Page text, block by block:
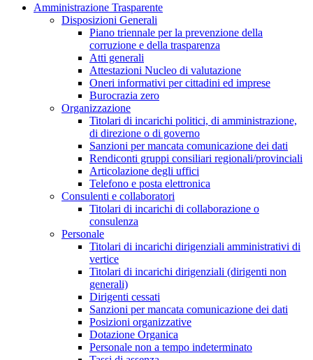
Amministrazione Trasparente
Disposizioni Generali
Piano triennale per la prevenzione della
corruzione e della trasparenza
Atti generali
Attestazioni Nucleo di valutazione
Oneri informativi per cittadini ed imprese
Burocrazia zero
Organizzazione
Titolari di incarichi politici, di amministrazione,
di direzione o di governo
Sanzioni per mancata comunicazione dei dati
Rendiconti gruppi consiliari regionali/provinciali
Articolazione degli uffici
Telefono e posta elettronica
Consulenti e collaboratori
Titolari di incarichi di collaborazione o
consulenza
Personale
Titolari di incarichi dirigenziali amministrativi di
vertice
Titolari di incarichi dirigenziali (dirigenti non
generali)
Dirigenti cessati
Sanzioni per mancata comunicazione dei dati
Posizioni organizzative
Dotazione Organica
Personale non a tempo indeterminato